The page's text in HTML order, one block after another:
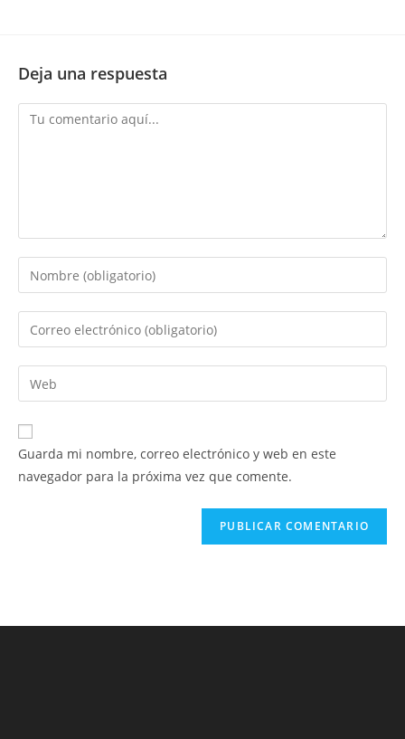
Deja una respuesta
Comentario
Introduce
tu
nombre
de
usuario
para
comentar
Introduce
tu
dirección
de
electrónico
para
comentar
Introduce
la
URL
de
Guarda mi nombre, correo electrónico y web en este
navegador para la próxima vez que comente.